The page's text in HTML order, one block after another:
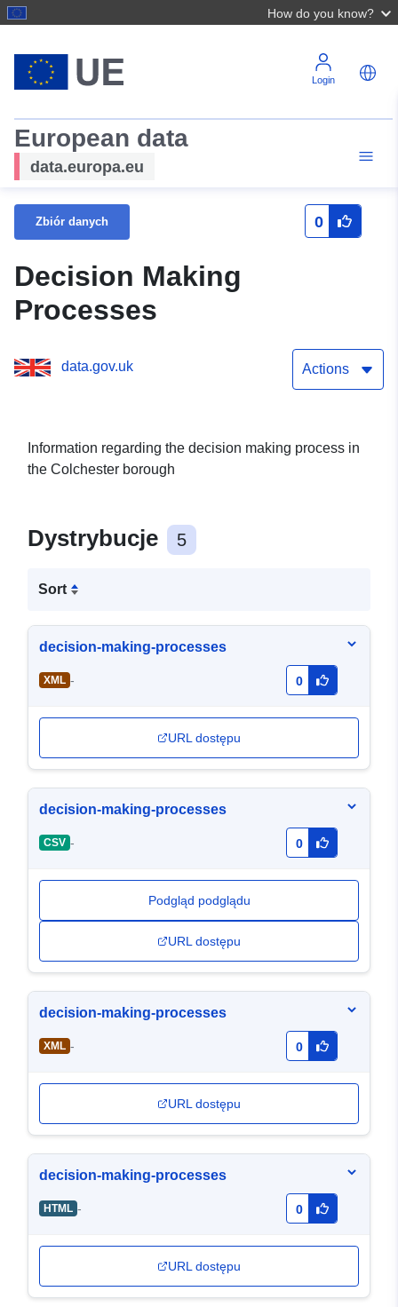
How do you know?
Login
European data
data.europa.eu
Zbiór danych 0
Decision Making
Processes
data.gov.uk Actions
Information regarding the decision making process in
the Colchester borough
Dystrybucje 5
Sort
decision-making-processes
XML - 0
URL dostępu
decision-making-processes
CSV - 0
Podgląd podglądu
URL dostępu
decision-making-processes
XML - 0
URL dostępu
decision-making-processes
HTML - 0
URL dostępu